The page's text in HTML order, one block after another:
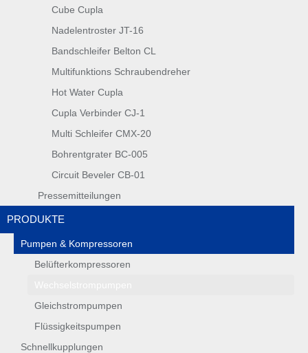
Cube Cupla
Nadelentroster JT-16
Bandschleifer Belton CL
Multifunktions Schraubendreher
Hot Water Cupla
Cupla Verbinder CJ-1
Multi Schleifer CMX-20
Bohrentgrater BC-005
Circuit Beveler CB-01
Pressemitteilungen
PRODUKTE
Pumpen & Kompressoren
Belüfterkompressoren
Gleichstrompumpen
Flüssigkeitspumpen
Schnellkupplungen